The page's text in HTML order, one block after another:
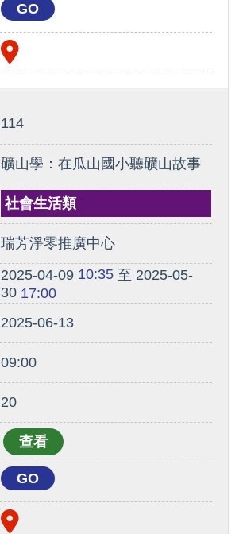
GO
114
礦山學：在瓜山國小聽礦山故事
社會生活類
瑞芳淨零推廣中心
2025-04-0910:35至 2025-05-
3017:00
2025-06-13
09:00
20
GO